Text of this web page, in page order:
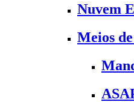
Nuvem
Meios